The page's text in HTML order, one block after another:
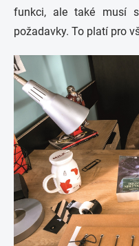
funkci, ale také musí
požadavky. To platí pro